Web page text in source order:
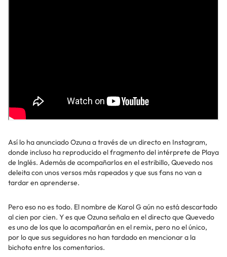
Así lo ha anunciado Ozuna a través de un directo en Instagram,
donde incluso ha reproducido el fragmento del intérprete de Playa
de lnglés. Además de acompañarlos en el estribillo, Quevedo nos
deleita con unos versos más rapeados y que sus fans no van a
tardar en aprenderse.
Pero eso no es todo. El nombre de Karol G aún no está descartado
al cien por cien. Y es que Ozuna señala en el directo que Quevedo
es uno de los que lo acompañarán en el remix, pero no el único,
por lo que sus seguidores no han tardado en mencionar a la
bichota entre los comentarios.